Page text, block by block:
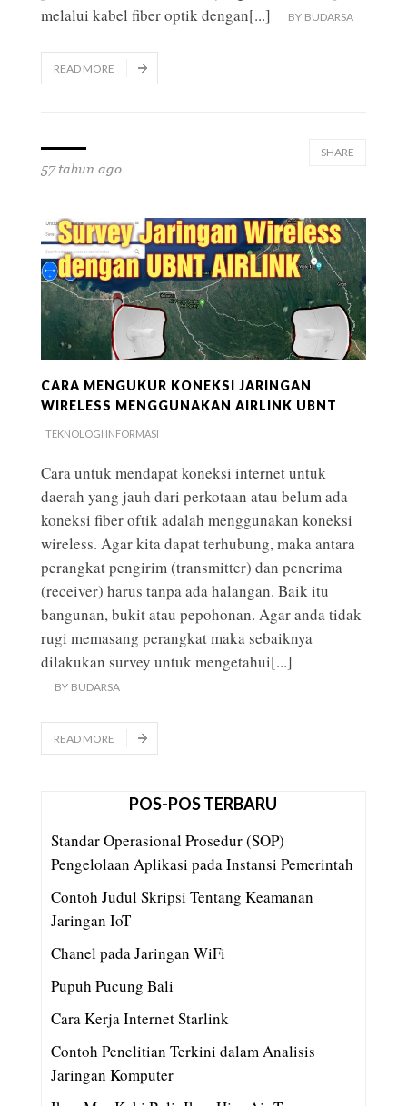
melalui kabel fiber optik dengan[...] BY BUDARSA
READ MORE
57 tahun ago
SHARE
CARA MENGUKUR KONEKSI JARINGAN
WIRELESS MENGGUNAKAN AIRLINK UBNT
TEKNOLOGI INFORMASI
Cara untuk mendapat koneksi internet untuk
daerah yang jauh dari perkotaan atau belum ada
koneksi fiber oftik adalah menggunakan koneksi
wireless. Agar kita dapat terhubung, maka antara
perangkat pengirim (transmitter) dan penerima
(receiver) harus tanpa ada halangan. Baik itu
bangunan, bukit atau pepohonan. Agar anda tidak
rugi memasang perangkat maka sebaiknya
dilakukan survey untuk mengetahui[...]
BY BUDARSA
READ MORE
POS-POS TERBARU
Standar Operasional Prosedur (SOP)
Pengelolaan Aplikasi pada Instansi Pemerintah
Contoh Judul Skripsi Tentang Keamanan
Jaringan IoT
Chanel pada Jaringan WiFi
Pupuh Pucung Bali
Cara Kerja Internet Starlink
Contoh Penelitian Terkini dalam Analisis
Jaringan Komputer